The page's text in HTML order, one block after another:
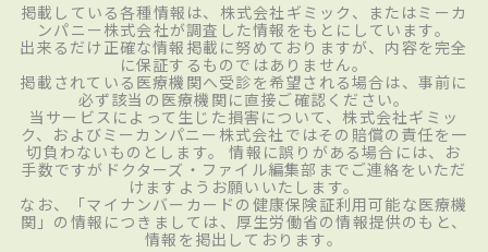
掲載している各種情報は、株式会社ギミック、またはミーカ
ンパニー株式会社が調査した情報をもとにしています。
出来るだけ正確な情報掲載に努めておりますが、内容を完全
に保証するものではありません。
掲載されている医療機関へ受診を希望される場合は、事前に
必ず該当の医療機関に直接ご確認ください。
当サービスによって生じた損害について、株式会社ギミッ
ク、およびミーカンパニー株式会社ではその賠償の責任を一
切負わないものとします。 情報に誤りがある場合には、お
手数ですがドクターズ・ファイル編集部までご連絡をいただ
けますようお願いいたします。
なお、「マイナンバーカードの健康保険証利用可能な医療機
関」の情報につきましては、厚生労働省の情報提供のもと、
情報を掲出しております。